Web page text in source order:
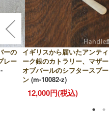
ーの
レー
イギリスから届いたアンティ
ーク銀のカトラリー、マザー
オブパールのシフタースプー
ン (m-10082-z)
12,000円(税込)